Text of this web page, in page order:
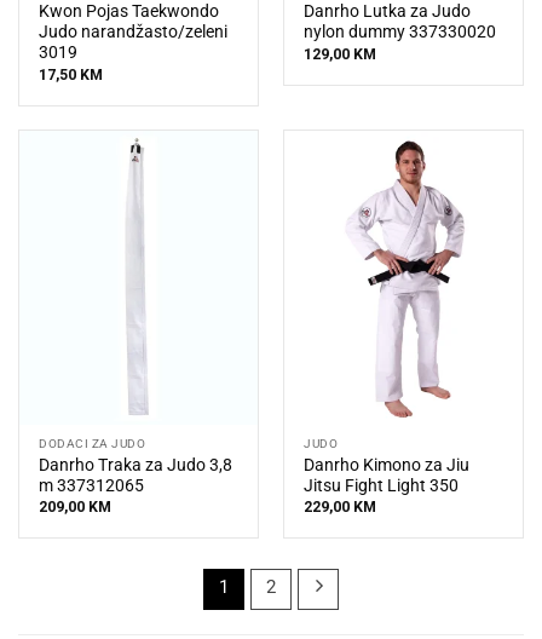
Kwon Pojas Taekwondo
Judo narandžasto/zeleni
3019
17,50 KM
Danrho Lutka za Judo
nylon dummy 337330020
129,00 KM
DODACI ZA JUDO
Danrho Traka za Judo 3,8
m 337312065
209,00 KM
JUDO
Danrho Kimono za Jiu
Jitsu Fight Light 350
229,00 KM
1 2